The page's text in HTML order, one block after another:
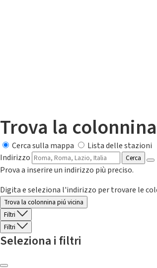
Trova la
Cerca sulla mappa
Lista delle stazioni
Indirizzo
Cerca
Prova a inserire un indirizzo più preciso.
Digita e seleziona l'indirizzo per trovare le
Trova la colonnina piú vicina
Filtri
Filtri
Seleziona i filtri